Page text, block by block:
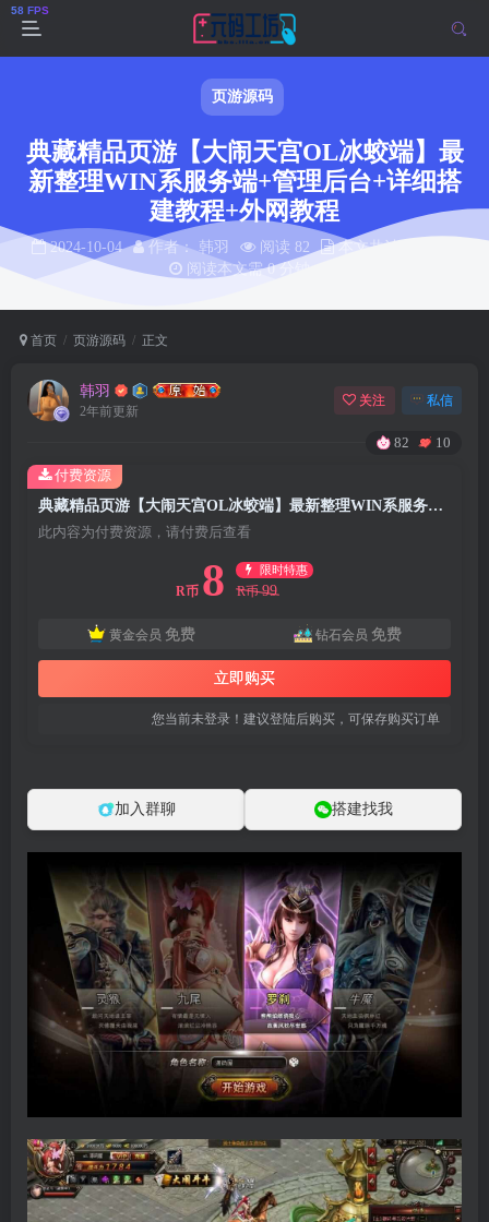
页游源码
典藏精品页游【大闹天宫OL冰蛟端】最
新整理WIN系服务端+管理后台+详细搭
建教程+外网教程
2024-10-04 作者： 韩羽 阅读 82
本文共计 0 个字
阅读本文需 0 分钟
首页 页游源码 正文
韩羽
2年前更新
关注 私信
82 10
典藏精品页游【大闹天宫OL冰蛟端】最新整理WIN系服务端+管理后台+详细搭建教程+外网教程
此内容为付费资源，请付费后查看
R币 8 限时特惠
R币 99
黄金会员 免费 钻石会员 免费
立即购买
您当前未登录！建议登陆后购买，可保存购买订单
付费资源
加入群聊 搭建找我